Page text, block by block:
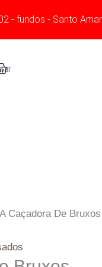
- fundos - Santo
Caçadora De Bruxos